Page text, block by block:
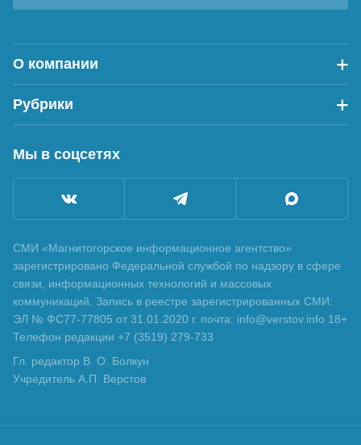
О компании
Рубрики
Мы в соцсетях
СМИ «Магнитогорское информационное агентство»
зарегистрировано Федеральной службой по надзору в сфере
связи, информационных технологий и массовых
коммуникаций. Запись в реестре зарегистрированных СМИ:
ЭЛ № ФС77-77805 от 31.01.2020 г. почта: info@verstov.info 18+
Телефон редакции +7 (3519) 279-733
Гл. редактор В. О. Болкун
Учредитель А.П. Верстов